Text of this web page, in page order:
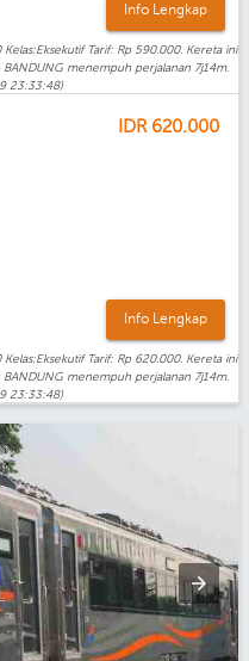
Info Lengkap
Tarif: Rp 590.000. Kereta ini
BANDUNG menempuh perjalanan 7j14m.
23:33:48)
IDR 620.000
Info Lengkap
Tarif: Rp 620.000. Kereta ini
BANDUNG menempuh perjalanan 7j14m.
23:33:48)